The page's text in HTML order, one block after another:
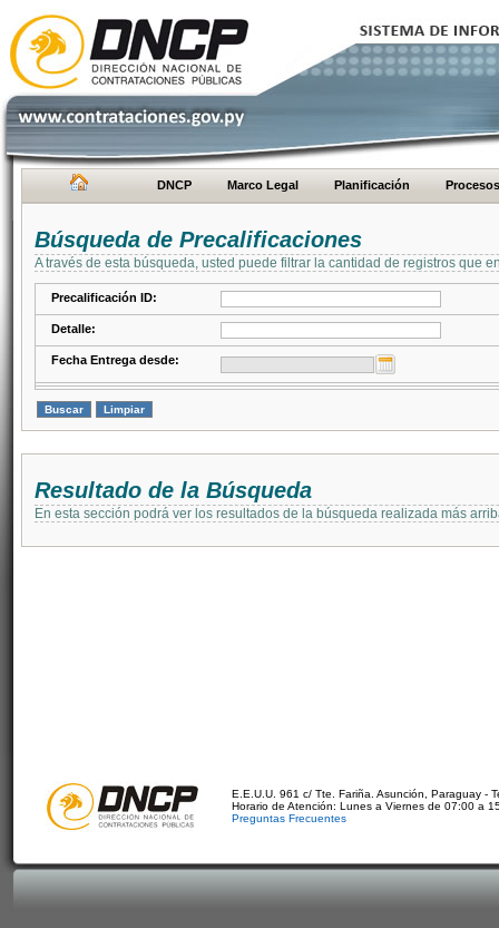
DNCP Marco Legal Planificación Procesos
Búsqueda de Precalificaciones
A través de esta búsqueda, usted puede filtrar la cantidad de registros que
Precalificación ID:
Detalle:
Fecha Entrega desde:
Resultado de la Búsqueda
En esta sección podrá ver los resultados de la búsqueda realizada más
E.E.U.U. 961 c/ Tte. Fariña. Asunción, Paraguay -
Horario de Atención: Lunes a Viernes de 07:00 a
Preguntas Frecuentes